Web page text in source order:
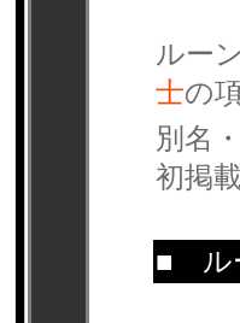
ルー
士の
別名
初掲
■